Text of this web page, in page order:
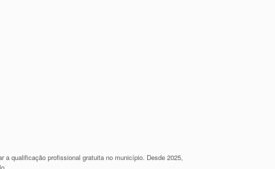
a qualificação profissional gratuita no município. Desde 2025,